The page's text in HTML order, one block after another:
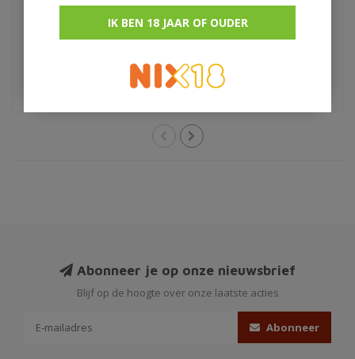
rumlikeur uit woensdrecht
Abonneer je op onze nieuwsbrief
Blijf op de hoogte over onze laatste acties
Abonneer
IK BEN 18 JAAR OF OUDER